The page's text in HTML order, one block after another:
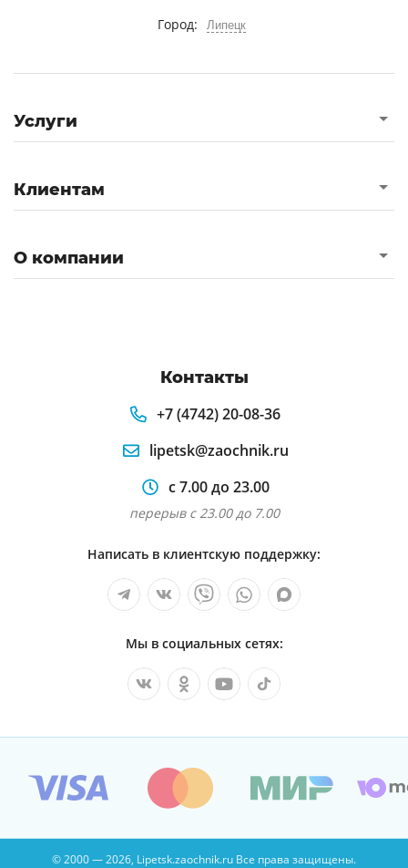
Город: Липецк
Услуги
Клиентам
О компании
Контакты
+7 (4742) 20-08-36
lipetsk@zaochnik.ru
с 7.00 до 23.00
перерыв с 23.00 до 7.00
Написать в клиентскую поддержку:
Мы в социальных сетях:
© 2000 — 2026, Lipetsk.zaochnik.ru Все права защищены.